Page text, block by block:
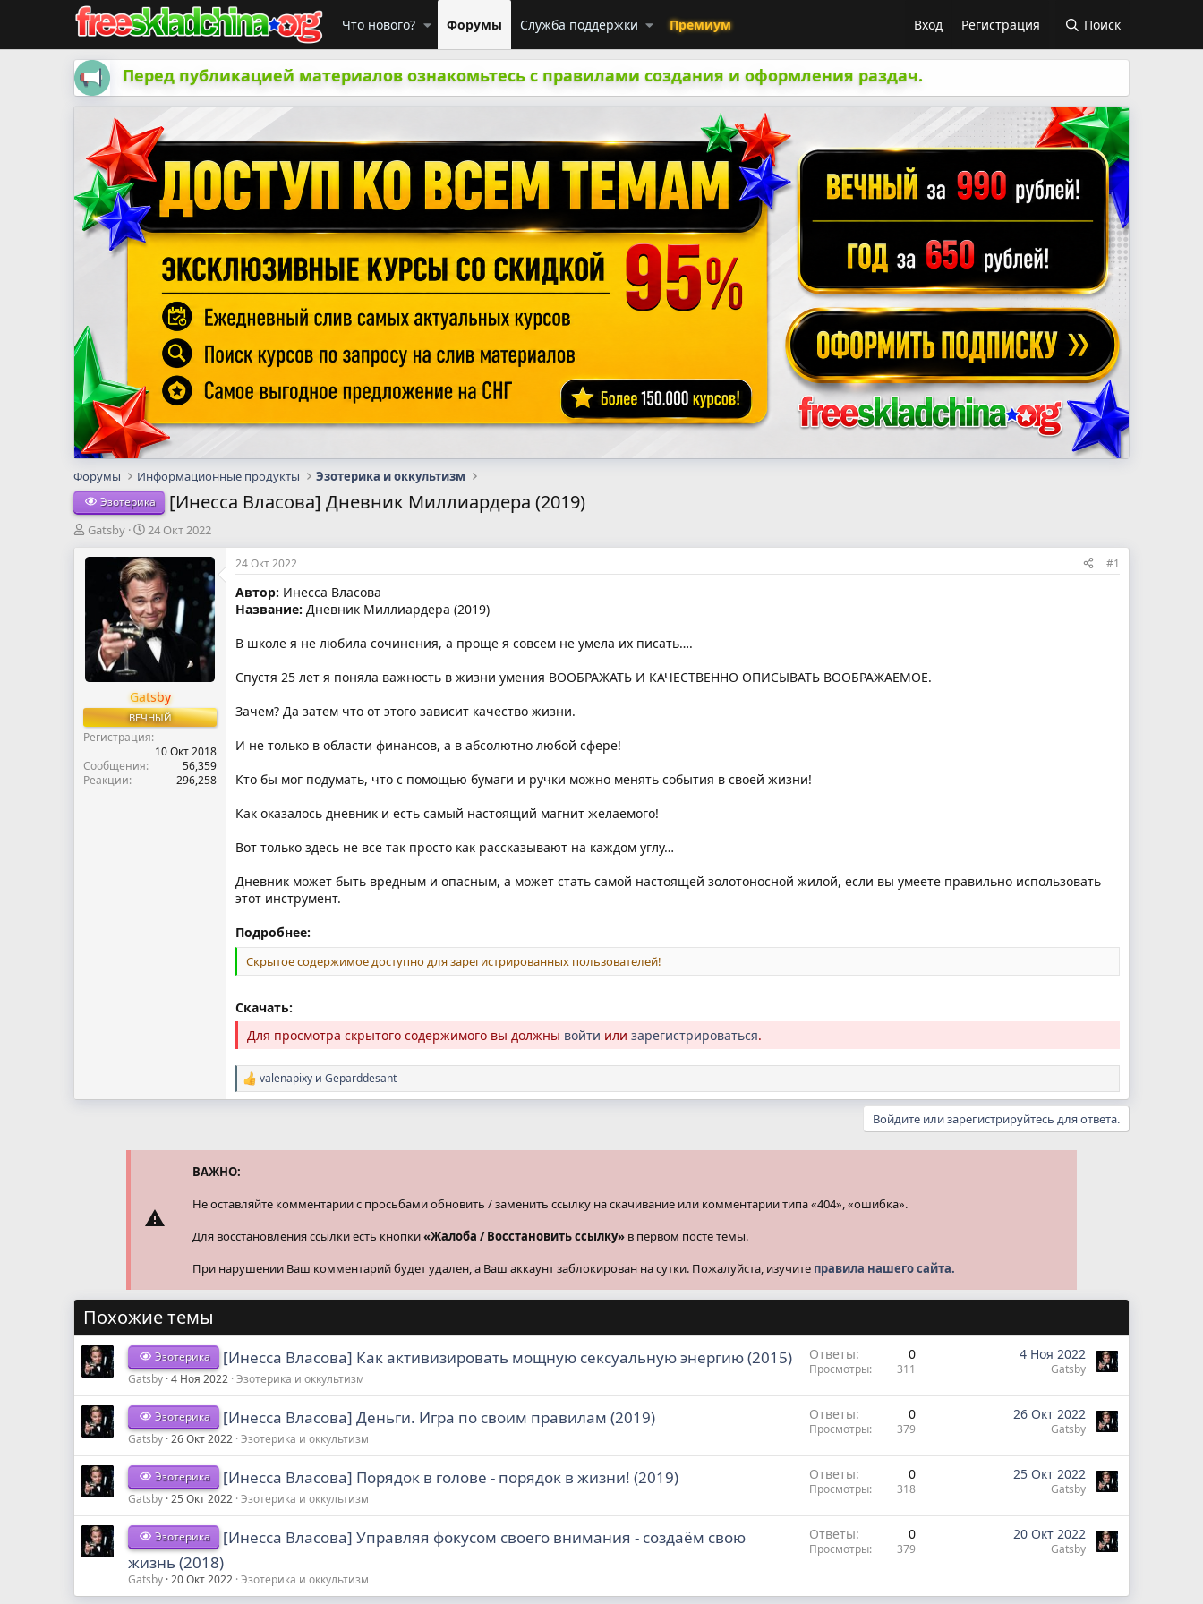
Что нового? Форумы Служба поддержки Премиум Вход Регистрация Поиск
Перед публикацией материалов ознакомьтесь с правилами создания и оформления раздач.
Форумы Информационные продукты Эзотерика и оккультизм
Эзотерика [Инесса Власова] Дневник Миллиардера (2019)
А
т
м
ы
Gatsby
Д
т
а
н
а
ч
а
л
24 Окт 2022
Gatsby
ВЕЧНЫЙ
Регистрация
10 Окт 2018
Сообщения
56,359
Реакции
296,258
24 Окт 2022 #1
Автор: Инесса Власова
Название: Дневник Миллиардера (2019)
В школе я не любила сочинения, а проще я совсем не умела их писать….
Спустя 25 лет я поняла важность в жизни умения ВООБРАЖАТЬ И КАЧЕСТВЕННО ОПИСЫВАТЬ ВООБРАЖАЕМОЕ.
Зачем? Да затем что от этого зависит качество жизни.
И не только в области финансов, а в абсолютно любой сфере!
Кто бы мог подумать, что с помощью бумаги и ручки можно менять события в своей жизни!
Как оказалось дневник и есть самый настоящий магнит желаемого!
Вот только здесь не все так просто как рассказывают на каждом углу…
Дневник может быть вредным и опасным, а может стать самой настоящей золотоносной жилой, если вы умеете правильно использовать
этот инструмент.
Подробнее:
Скрытое содержимое доступно для зарегистрированных пользователей!
Скачать:
Для просмотра скрытого содержимого вы должны войти или зарегистрироваться.
Р
е
и
valenapixy и Geparddesant
Войдите или зарегистрируйтесь для ответа.
ВАЖНО:
Не оставляйте комментарии с просьбами обновить / заменить ссылку на скачивание или комментарии типа «404», «ошибка».
Для восстановления ссылки есть кнопки«Жалоба / Восстановить ссылку» в первом посте темы.
При нарушении Ваш комментарий будет удален, а Ваш аккаунт заблокирован на сутки. Пожалуйста, изучите правила нашего сайта.
Похожие темы
Эзотерика [Инесса Власова] Как активизировать мощную сексуальную энергию (2015)
Gatsby 4 Ноя 2022 Эзотерика и оккультизм
Ответы 0
Просмотры 311
4 Ноя 2022
Gatsby
Эзотерика [Инесса Власова] Деньги. Игра по своим правилам (2019)
Gatsby 26 Окт 2022 Эзотерика и оккультизм
Ответы 0
Просмотры 379
26 Окт 2022
Gatsby
Эзотерика [Инесса Власова] Порядок в голове - порядок в жизни! (2019)
Gatsby 25 Окт 2022 Эзотерика и оккультизм
Ответы 0
Просмотры 318
25 Окт 2022
Gatsby
Эзотерика
[Инесса Власова] Управляя фокусом своего внимания - создаём свою
жизнь (2018)
Gatsby 20 Окт 2022 Эзотерика и оккультизм
Ответы 0
Просмотры 379
20 Окт 2022
Gatsby